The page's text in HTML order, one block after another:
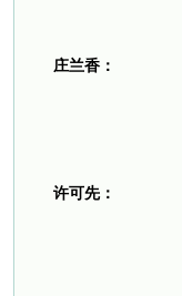
庄兰香：
许可先：